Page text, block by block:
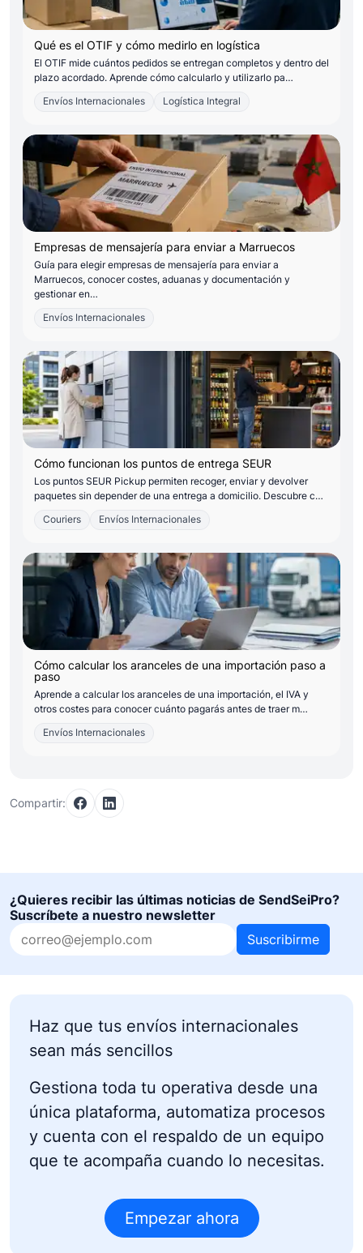
Qué es el OTIF y cómo medirlo en logística
El OTIF mide cuántos pedidos se entregan completos y dentro del
plazo acordado. Aprende cómo calcularlo y utilizarlo pa…
Envíos Internacionales Logística Integral
Empresas de mensajería para enviar a Marruecos
Guía para elegir empresas de mensajería para enviar a
Marruecos, conocer costes, aduanas y documentación y
gestionar en…
Envíos Internacionales
Cómo funcionan los puntos de entrega SEUR
Los puntos SEUR Pickup permiten recoger, enviar y devolver
paquetes sin depender de una entrega a domicilio. Descubre c…
Couriers Envíos Internacionales
Cómo calcular los aranceles de una importación paso a
paso
Aprende a calcular los aranceles de una importación, el IVA y
otros costes para conocer cuánto pagarás antes de traer m…
Envíos Internacionales
Compartir:
¿Quieres recibir las últimas noticias de SendSeiPro?
Suscríbete a nuestro newsletter
Suscribirme
Haz que tus envíos internacionales
sean más sencillos
Gestiona toda tu operativa desde una
única plataforma, automatiza procesos
y cuenta con el respaldo de un equipo
que te acompaña cuando lo necesitas.
Empezar ahora